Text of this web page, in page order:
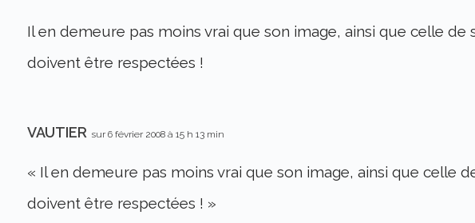
Il en demeure pas moins vrai que son image, ainsi que celle de
doivent être respectées !
VAUTIER sur 6 février 2008 à 15 h 13 min
« Il en demeure pas moins vrai que son image, ainsi que celle
doivent être respectées ! »